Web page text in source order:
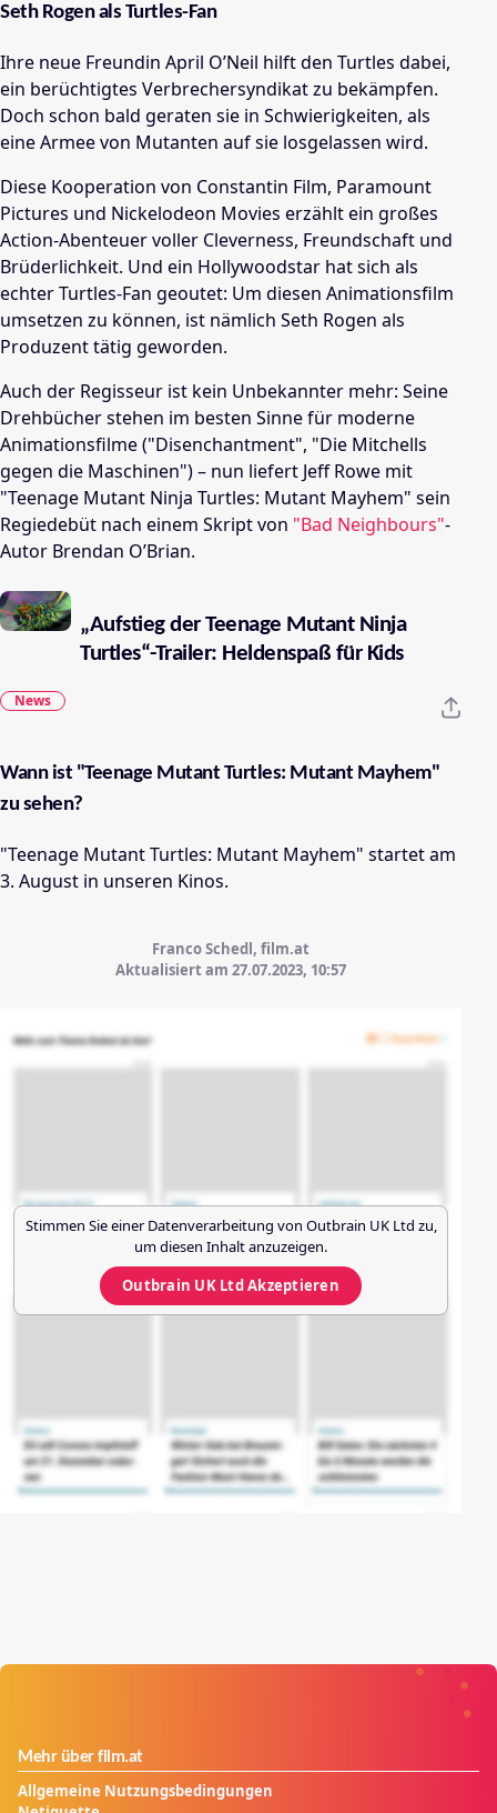
Seth Rogen als Turtles-Fan
Ihre neue Freundin April O’Neil hilft den Turtles dabei,
ein berüchtigtes Verbrechersyndikat zu bekämpfen.
Doch schon bald geraten sie in Schwierigkeiten, als
eine Armee von Mutanten auf sie losgelassen wird.
Diese Kooperation von Constantin Film, Paramount
Pictures und Nickelodeon Movies erzählt ein großes
Action-Abenteuer voller Cleverness, Freundschaft und
Brüderlichkeit. Und ein Hollywoodstar hat sich als
echter Turtles-Fan geoutet: Um diesen Animationsfilm
umsetzen zu können, ist nämlich Seth Rogen als
Produzent tätig geworden.
Auch der Regisseur ist kein Unbekannter mehr: Seine
Drehbücher stehen im besten Sinne für moderne
Animationsfilme ("Disenchantment", "Die Mitchells
gegen die Maschinen") – nun liefert Jeff Rowe mit
"Teenage Mutant Ninja Turtles: Mutant Mayhem" sein
Regiedebüt nach einem Skript von "Bad Neighbours"-
Autor Brendan O’Brian.
„Aufstieg der Teenage Mutant Ninja
Turtles“-Trailer: Heldenspaß für Kids
News
Wann ist "Teenage Mutant Turtles: Mutant Mayhem"
zu sehen?
"Teenage Mutant Turtles: Mutant Mayhem" startet am
3. August in unseren Kinos.
Franco Schedl, film.at
Aktualisiert am 27.07.2023, 10:57
Stimmen Sie einer Datenverarbeitung von Outbrain UK Ltd zu,
um diesen Inhalt anzuzeigen.
Outbrain UK Ltd Akzeptieren
Mehr über film.at
Allgemeine Nutzungsbedingungen